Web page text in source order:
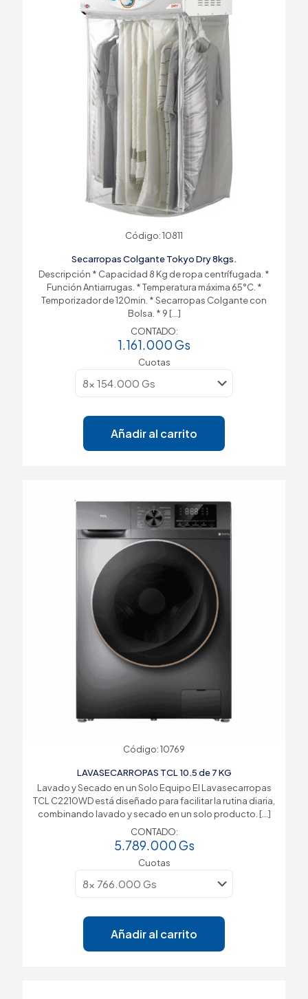
Código: 10811
Secarropas Colgante Tokyo Dry 8kgs.
Descripción * Capacidad 8 Kg de ropa centrífugada. *
Función Antiarrugas. * Temperatura máxima 65°C. *
Temporizador de 120min. * Secarropas Colgante con
Bolsa. * 9 […]
CONTADO:
1.161.000Gs
Cuotas
Añadir al carrito
Código: 10769
LAVASECARROPAS TCL 10.5 de 7 KG
Lavado y Secado en un Solo Equipo El Lavasecarropas
TCL C2210WD está diseñado para facilitar la rutina diaria,
combinando lavado y secado en un solo producto. […]
CONTADO:
5.789.000Gs
Cuotas
Añadir al carrito